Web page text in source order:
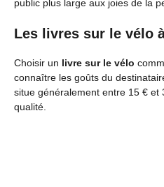
public plus large aux joies de la
Les livres sur le vélo
Choisir un livre sur le vélo
connaître les goûts du
situe généralement entre 15 € et
qualité.